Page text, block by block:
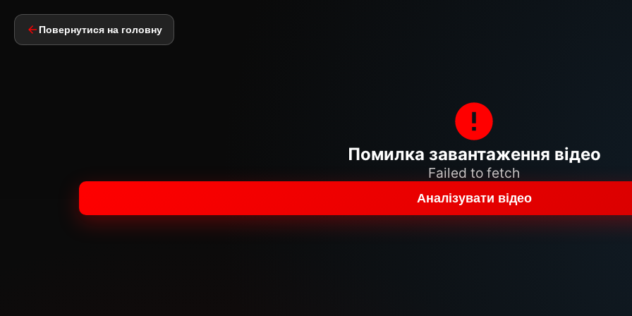
Повернутися на головну
Помилка завантаження відео
Failed to fetch
Аналізувати відео